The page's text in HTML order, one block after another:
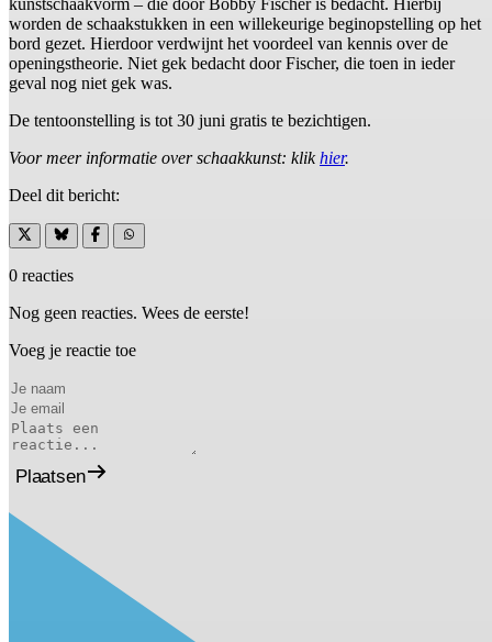
kunstschaakvorm – die door Bobby Fischer is bedacht. Hierbij
worden de schaakstukken in een willekeurige beginopstelling op het
bord gezet. Hierdoor verdwijnt het voordeel van kennis over de
openingstheorie. Niet gek bedacht door Fischer, die toen in ieder
geval nog niet gek was.
De tentoonstelling is tot 30 juni gratis te bezichtigen.
Voor meer informatie over schaakkunst: klikhier.
Deel dit bericht:
0 reacties
Nog geen reacties. Wees de eerste!
Voeg je reactie toe
Plaatsen